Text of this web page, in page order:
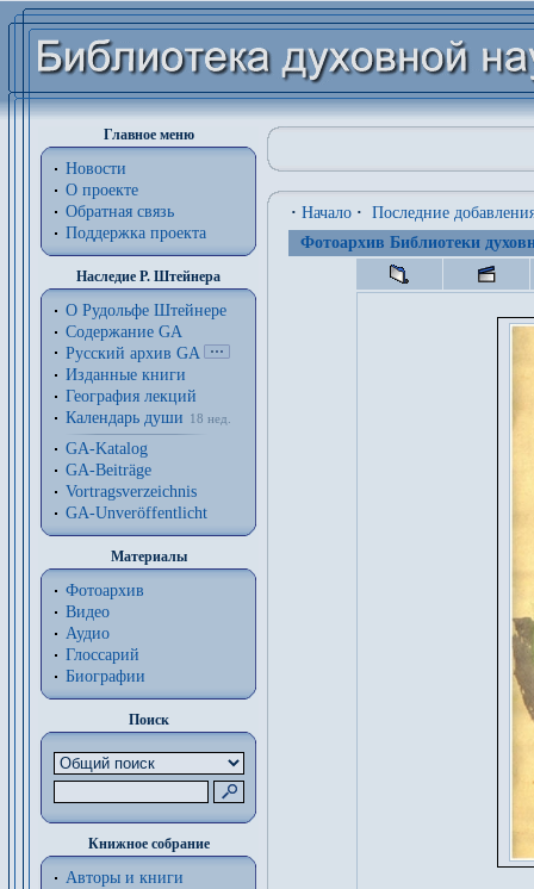
Главное меню
Новости
О проекте
Обратная связь
Поддержка проекта
Наследие Р. Штейнера
О Рудольфе Штейнере
Содержание GA
Русский архив GA
Изданные книги
География лекций
Календарь души
18 нед.
GA-Katalog
GA-Beiträge
Vortragsverzeichnis
GA-Unveröffentlicht
Материалы
Фотоархив
Видео
Аудио
Глоссарий
Биографии
Поиск
Книжное собрание
Авторы и книги
· Начало · Последние
Фотоархив Библиотеки